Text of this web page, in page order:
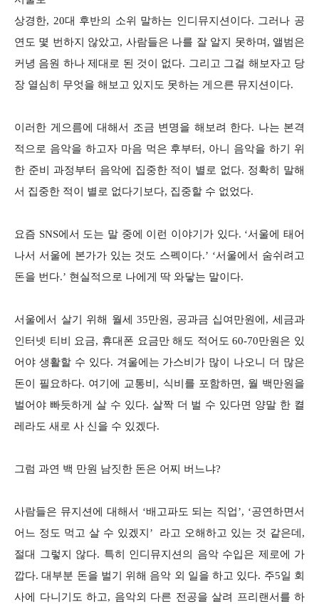
상경한, 20대 후반의 소위 말하는 인디뮤지션이다. 그러나 공
연도 몇 번하지 않았고, 사람들은 나를 잘 알지 못하며, 앨범은
커녕 음원 하나 제대로 된 것이 없다. 그리고 그걸 해보자고 당
장 열심히 무엇을 해보고 있지도 못하는 게으른 뮤지션이다.
이러한 게으름에 대해서 조금 변명을 해보려 한다. 나는 본격
적으로 음악을 하고자 마음 먹은 후부터, 아니 음악을 하기 위
한 준비 과정부터 음악에 집중한 적이 별로 없다. 정확히 말해
서 집중한 적이 별로 없다기보다, 집중할 수 없었다.
요즘 SNS에서 도는 말 중에 이런 이야기가 있다. ‘서울에 태어
나서 서울에 본가가 있는 것도 스펙이다.’ ‘서울에서 숨쉬려고
돈을 번다.’ 현실적으로 나에게 딱 와닿는 말이다.
서울에서 살기 위해 월세 35만원, 공과금 십여만원에, 세금과
인터넷 티비 요금, 휴대폰 요금만 해도 적어도 60-70만원은 있
어야 생활할 수 있다. 겨울에는 가스비가 많이 나오니 더 많은
돈이 필요하다. 여기에 교통비, 식비를 포함하면, 월 백만원을
벌어야 빠듯하게 살 수 있다. 살짝 더 벌 수 있다면 양말 한 켤
레라도 새로 사 신을 수 있겠다.
그럼 과연 백 만원 남짓한 돈은 어찌 버느냐?
사람들은 뮤지션에 대해서 ‘배고파도 되는 직업’, ‘공연하면서
어느 정도 먹고 살 수 있겠지’ 라고 오해하고 있는 것 같은데,
절대 그렇지 않다. 특히 인디뮤지션의 음악 수입은 제로에 가
깝다. 대부분 돈을 벌기 위해 음악 외 일을 하고 있다. 주5일 회
사에 다니기도 하고, 음악외 다른 전공을 살려 프리랜서를 하